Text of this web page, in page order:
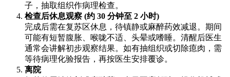
子，抽取组织作病理检查。
检查后休息观察 (约 30 分钟至 2 小时)
完成后需在复苏区休息，待镇静或麻醉药效减退。期间
可能有短暂腹胀、喉咙不适、头晕或嗜睡。清醒后医生
通常会讲解初步观察结果。如有抽组织或切除瘜肉，需
等待病理化验报告，再按医生安排覆诊。
离院